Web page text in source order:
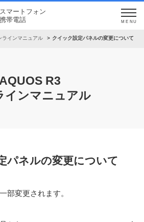
スマートフォン
携帯電話
MENU
インマニュアル クイック設定パネルの変更について
AQUOS R3
インマニュアル
パネルの変更について
部変更されます。